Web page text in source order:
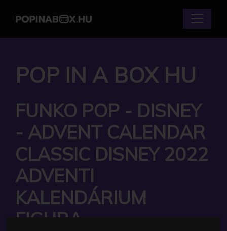
POP IN A BOX HU
FUNKO POP - DISNEY
- ADVENT CALENDAR
CLASSIC DISNEY 2022
ADVENTI
KALENDÁRIUM
FIGURA